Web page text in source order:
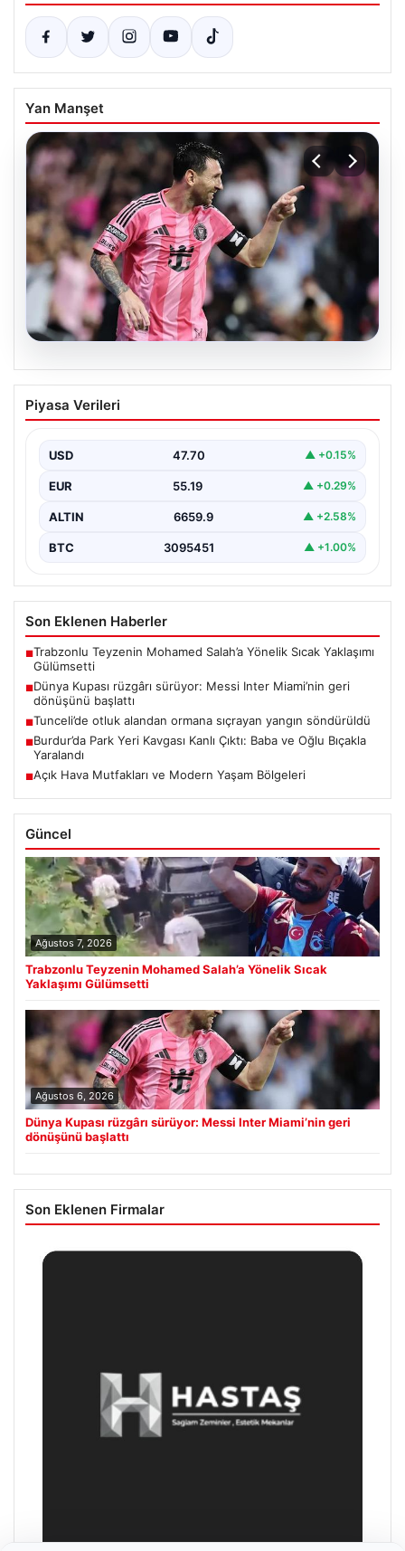
Yan Manşet
Dünya Kupası rüzgârı sürüyor: Messi
Inter Miami’nin geri dönüşünü başlattı
karşısında geriye düştüğü bir mücadelede sahadan…
Piyasa Verileri
USD 47.70 ▲ +0.15%
EUR 55.19 ▲ +0.29%
ALTIN 6659.9 ▲ +2.58%
BTC 3095451 ▲ +1.00%
Son Eklenen Haberler
■Trabzonlu Teyzenin Mohamed Salah’a Yönelik Sıcak Yaklaşımı
Gülümsetti
■Dünya Kupası rüzgârı sürüyor: Messi Inter Miami’nin geri
dönüşünü başlattı
■Tunceli’de otluk alandan ormana sıçrayan yangın söndürüldü
■Burdur’da Park Yeri Kavgası Kanlı Çıktı: Baba ve Oğlu Bıçakla
Yaralandı
■Açık Hava Mutfakları ve Modern Yaşam Bölgeleri
Güncel
Ağustos 7, 2026
Trabzonlu Teyzenin Mohamed Salah’a Yönelik Sıcak
Yaklaşımı Gülümsetti
Ağustos 6, 2026
Dünya Kupası rüzgârı sürüyor: Messi Inter Miami’nin geri
dönüşünü başlattı
Son Eklenen Firmalar